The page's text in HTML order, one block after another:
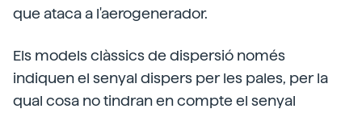
que ataca a l'aerogenerador.
Els models clàssics de dispersió només
indiquen el senyal dispers per les pales, per la
qual cosa no tindran en compte el senyal